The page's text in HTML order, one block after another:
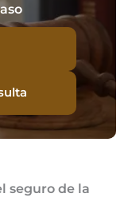
seguro de la